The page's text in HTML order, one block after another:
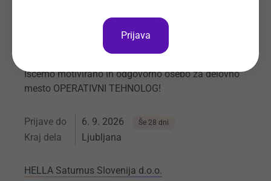
Operativni tehnolog I (m/ž)
Iščemo motivirano in odgovorno osebo za delovno
mesto OPERATIVNI TEHNOLOG!
Prijave do 6. 9. 2026 Še 28 dni
Kraj dela Ljubljana
HELLA Saturnus Slovenija d.o.o.
Prijava